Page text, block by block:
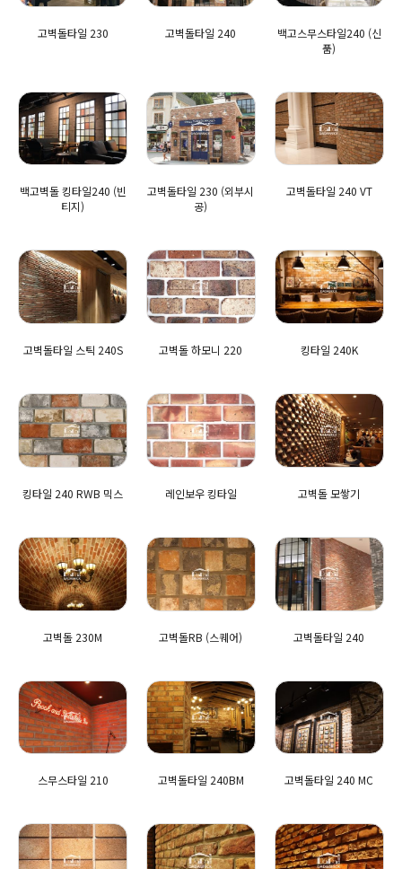
고벽돌타일 230 고벽돌타일 240
백고스무스타일240 (신
품)
백고벽돌 킹타일240 (빈
티지)
고벽돌타일 230 (외부시
공)
고벽돌타일 240 VT
고벽돌타일 스틱 240S 고벽돌 하모니 220 킹타일 240K
킹타일 240 RWB 믹스 레인보우 킹타일 고벽돌 모쌓기
고벽돌 230M 고벽돌RB (스퀘어) 고벽돌타일 240
스무스타일 210 고벽돌타일 240BM 고벽돌타일 240 MC